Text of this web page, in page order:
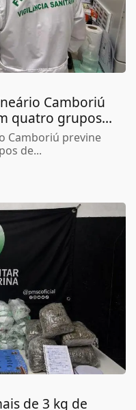
Camboriú
quatro grupos...
Camboriú previne
de...
de 3 kg de